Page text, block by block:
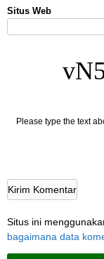
Situs Web
Please type the text
Situs ini
bagaimana data